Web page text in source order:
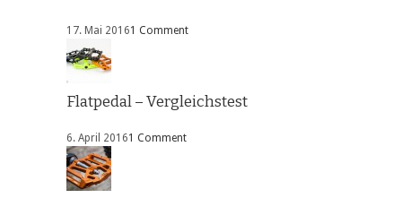
17. Mai 20161 Comment
Flatpedal – Vergleichstest
6. April 20161 Comment